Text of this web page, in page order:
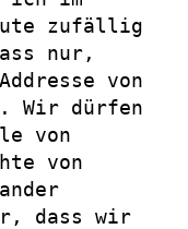
zufällig
nur,
von
Wir dürfen
von
von
dass wir